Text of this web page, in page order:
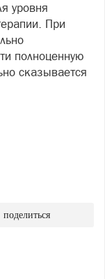
уровня
При
полноценную
сказывается
поделиться